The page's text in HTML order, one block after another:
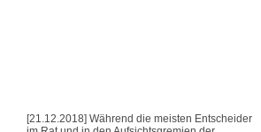
[21.12.2018] Während die meisten Entscheider